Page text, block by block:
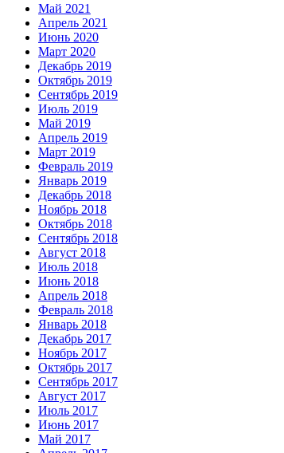
Май 2021
Апрель 2021
Июнь 2020
Март 2020
Декабрь 2019
Октябрь 2019
Сентябрь 2019
Июль 2019
Май 2019
Апрель 2019
Март 2019
Февраль 2019
Январь 2019
Декабрь 2018
Ноябрь 2018
Октябрь 2018
Сентябрь 2018
Август 2018
Июль 2018
Июнь 2018
Апрель 2018
Февраль 2018
Январь 2018
Декабрь 2017
Ноябрь 2017
Октябрь 2017
Сентябрь 2017
Август 2017
Июль 2017
Июнь 2017
Май 2017